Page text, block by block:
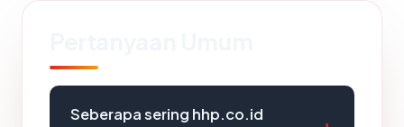
Seberapa sering hhp.co.id